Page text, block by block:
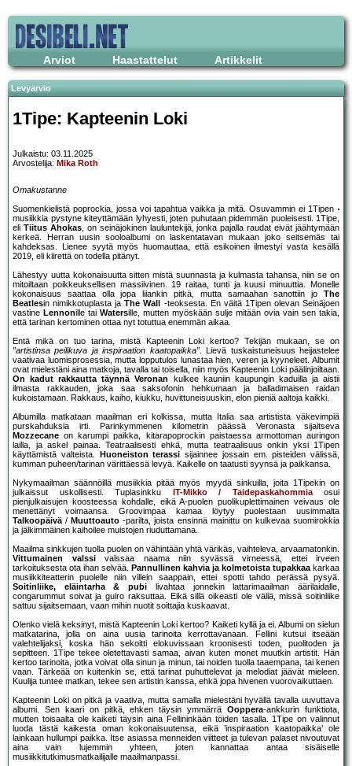
Arviot Haastattelut Artikkelit
Levyarvio
1Tipe: Kapteenin Loki
Julkaistu: 03.11.2025
Arvostelija: Mika Roth
Omakustanne
Suomenkielistä poprockia, jossa voi tapahtua vaikka ja mitä. Osuvammin ei 1Tipen
musiikkia pystyne kiteyttämään lyhyesti, joten puhutaan pidemmän puoleisesti. 1Tipe,
eli Tiitus Ahokas, on seinäjokinen lauluntekijä, jonka pajalla raudat eivät jäähtymään
kerkeä. Herran uusin sooloalbumi on laskentatavan mukaan joko seitsemäs tai
kahdeksas. Lienee syytä myös huomauttaa, että esikoinen ilmestyi vasta kesällä
2019, eli kiirettä on todella pitänyt.
Lähestyy uutta kokonaisuutta sitten mistä suunnasta ja kulmasta tahansa, niin se on
mitoiltaan poikkeuksellisen massiivinen. 19 raitaa, tunti ja kuusi minuuttia. Monelle
kokonaisuus saattaa olla jopa liiankin pitkä, mutta samaahan sanottiin jo The
Beatlesin nimikkotuplasta jaThe Wall
-teoksesta. En väitä 1Tipen olevan Seinäjoen
vastine Lennonille tai Watersille, mutten myöskään sulje mitään ovia vain sen takia,
että tarinan kertominen ottaa nyt totuttua enemmän aikaa.
Entä mikä on tuo tarina, mistä Kapteenin Loki kertoo? Tekijän mukaan, se on
”artistinsa peilikuva ja inspiraation kaatopaikka”. Lievä tuskaistuneisuus heijastelee
vaativaa luomisprosessia, mutta lopputulos lunastaa hien, veren ja kyyneleet. Albumit
ovat mielestäni aina matkoja, tavalla tai toisella, niin myös Kapteenin Loki päälinjoiltaan.
On kadut rakkautta täynnä Veronan
kulkee kauniin kaupungin kaduilla ja aistii
ilmasta rakkauden, joka saa saksofonin hehkumaan ja balladimaisen raidan
kukoistamaan. Rakkaus, kaiho, kiukku, huvittuneisuuskin, elon pieniä aaltoja kaikki.
Albumilla matkataan maailman eri kolkissa, mutta Italia saa artistista väkevimpiä
purskahduksia irti. Parinkymmenen kilometrin päässä Veronasta sijaitseva
Mozzecane on karumpi paikka, kitarapoprockin paistaessa armottoman auringon
lailla, ja askel painaa. Teatraalisesti ehkä, mutta teatraalisuus onkin yksi 1Tipen
käyttämistä valteista.
Huoneiston terassi sijainnee jossain em. pisteiden välissä,
kumman puheen/tarinan värittäessä levyä. Kaikelle on taatusti syynsä ja paikkansa.
Nykymaailman säännöillä musiikkia pitää myös myydä sinkuilla, joita 1Tipekin on
julkaissut uskollisesti. Tuplasinkku
IT-Mikko / Taidepaskahommiaosui
pienjulkaisujen koosteessa kohdalle, eikä A-puolen puolikuplettimainen veivaus ole
menettänyt voimaansa. Groovimpaa kamaa löytyy puolestaan uusimmalta
Talkoopäivä/ Muuttoauto -parilta, joista ensinnä mainittu on kulkevaa suomirokkia
ja jälkimmäinen kaihoilee muistojen riuduttamana.
Maailma sinkkujen tuolla puolen on vähintään yhtä värikäs, vaihteleva, arvaamatonkin.
Vittumainen valssivalssaa naama niin syvässä virneessä, ettei irveen
tarkoituksesta ota ihan selvää. Pannullinen kahvia ja kolmetoista tupakkaakarkaa
musiikkiteatterin puolelle niin villein saappain, ettei spotti tahdo perässä pysyä.
Soitinliike, eläintarha & pubi livahtaa jonnekin lattarimaailman äärilaidalle,
congarummut soivat ja guiro raksuttaa. Eikä sillä oikeasti ole väliä, missä soitinliike
sattuu sijaitsemaan, vaan mihin nuotit soittajia kuskaavat.
Olenko vielä keksinyt, mistä Kapteenin Loki kertoo? Kaiketi kyllä ja ei. Albumi on sielun
matkatarina, jolla on aina uusia tarinoita kerrottavanaan. Fellini kutsui itseään
valehtelijaksi, koska hän sekoitti elokuvissaan kroonisesti toden, puolitoden ja
sepitteen. 1Tipe tekee oletettavasti samaa, aivan kuten monet muutkin artistit. Hän
kertoo tarinoita, jotka voivat olla sinun ja minun, tai noiden tuolla taaempana, tai kenen
vaan. Tärkeää on kuitenkin se, että tarinat puhuttelevat ja melodiat jäävät mieleen.
Kuulija tuntee matkan, tekee sen artistin kanssa, ehkä jopa hivenen vuorovaikuttaen.
Kapteenin Loki on pitkä ja vaativa, mutta samalla mielestäni hyvällä tavalla uuvuttava
albumi. Sen kaari on pitkä, ehken täysin ymmärräOoppera-ankkurin funktiota,
mutten toisaalta ole kaiketi täysin aina Fellininkään töiden tasalla. 1Tipe on valinnut
luoda tästä kaikesta oman kokonaisuutensa, eikä ’inspiraation kaatopaikka’ ole
lainkaan hullumpi paikka. Itse asiassa menneiden viitteet ja tulevan palaset nivoutuvat
aina vain lujemmin yhteen, joten kannattaa antaa sisäiselle
musiikkitutkimusmatkailijalle maailmanpassi.